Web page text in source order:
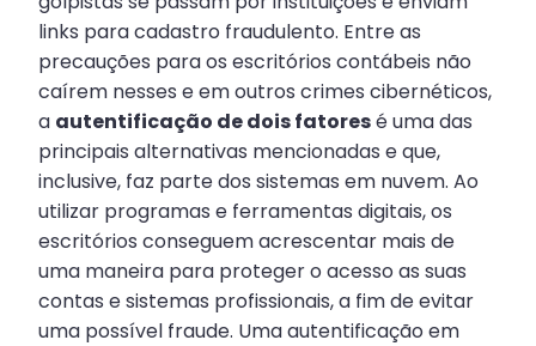
links para cadastro fraudulento. Entre as
precauções para os escritórios contábeis não
caírem nesses e em outros crimes cibernéticos,
a autentificação de dois fatoresé uma das
principais alternativas mencionadas e que,
inclusive, faz parte dos sistemas em nuvem. Ao
utilizar programas e ferramentas digitais, os
escritórios conseguem acrescentar mais de
uma maneira para proteger o acesso as suas
contas e sistemas profissionais, a fim de evitar
uma possível fraude. Uma autentificação em